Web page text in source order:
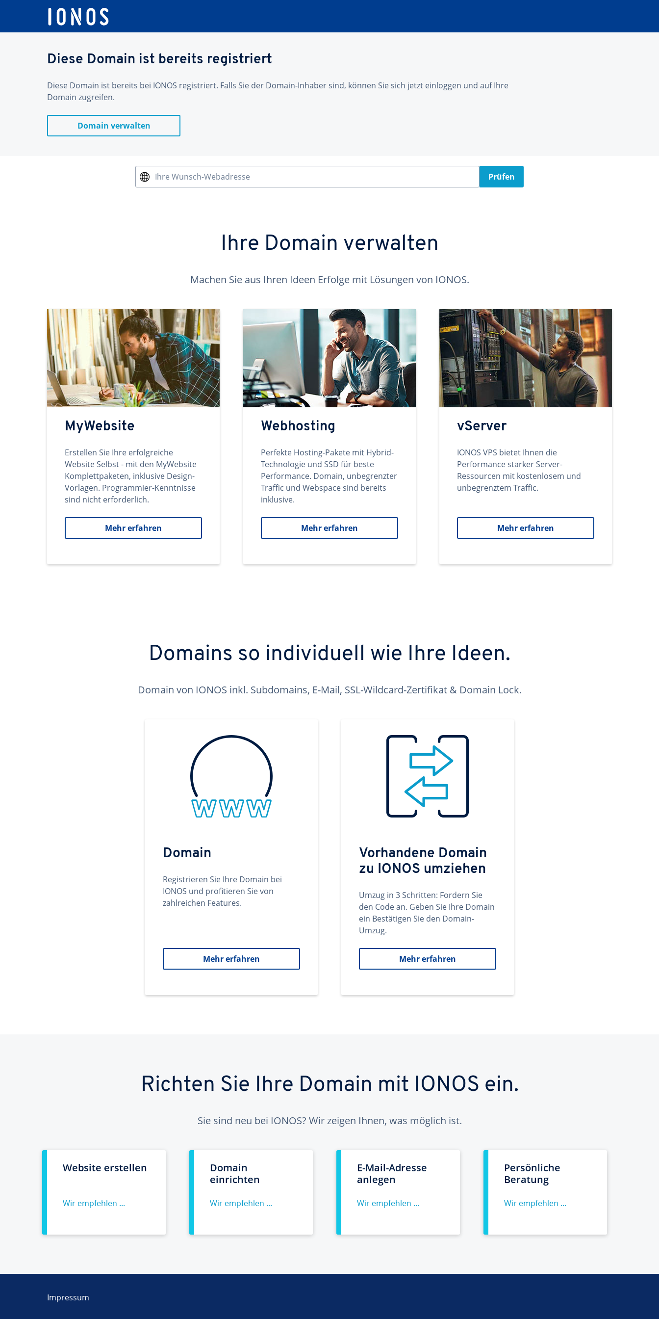
Diese Domain ist bereits registriert
Diese Domain ist bereits bei IONOS registriert. Falls Sie der Domain-Inhaber sind, können Sie sich jetzt einloggen und auf Ihre
Domain zugreifen.
Domain verwalten
Ihre Wunsch-Webadresse Prüfen
Ihre Domain verwalten
Machen Sie aus Ihren Ideen Erfolge mit Lösungen von IONOS.
MyWebsite
Erstellen Sie Ihre erfolgreiche
Website Selbst - mit den MyWebsite
Komplettpaketen, inklusive Design-
Vorlagen. Programmier-Kenntnisse
sind nicht erforderlich.
Mehr erfahren
Webhosting
Perfekte Hosting-Pakete mit Hybrid-
Technologie und SSD für beste
Performance. Domain, unbegrenzter
Traffic und Webspace sind bereits
inklusive.
Mehr erfahren
vServer
IONOS VPS bietet Ihnen die
Performance starker Server-
Ressourcen mit kostenlosem und
unbegrenztem Traffic.
Mehr erfahren
Domains so individuell wie Ihre Ideen.
Domain von IONOS inkl. Subdomains, E-Mail, SSL-Wildcard-Zertifikat & Domain Lock.
Domain
Registrieren Sie Ihre Domain bei
IONOS und profitieren Sie von
zahlreichen Features.
Mehr erfahren
Vorhandene Domain
zu IONOS umziehen
Umzug in 3 Schritten: Fordern Sie
den Code an. Geben Sie Ihre Domain
ein Bestätigen Sie den Domain-
Umzug.
Mehr erfahren
Richten Sie Ihre Domain mit IONOS ein.
Sie sind neu bei IONOS? Wir zeigen Ihnen, was möglich ist.
Website erstellen
Wir empfehlen ...
Domain
einrichten
Wir empfehlen ...
E-Mail-Adresse
anlegen
Wir empfehlen ...
Persönliche
Beratung
Wir empfehlen ...
Impressum